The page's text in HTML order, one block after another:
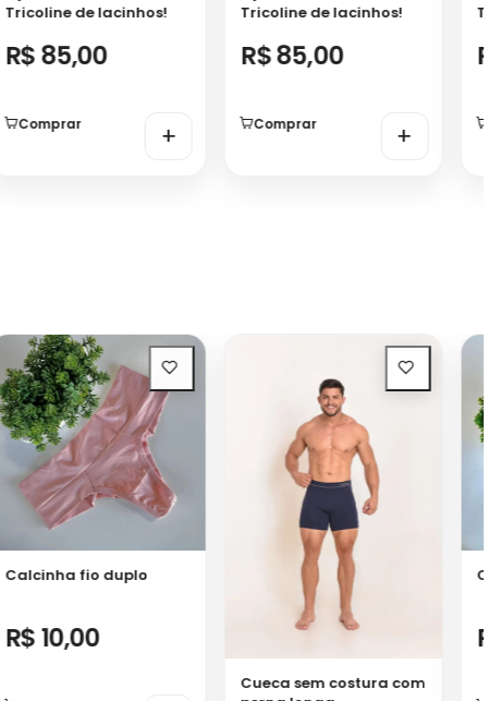
Tricoline de lacinhos!
R$ 85,00
Comprar +
Tricoline de lacinhos!
R$ 85,00
Comprar +
Calcinha fio duplo
R$ 10,00
Cueca sem costura com